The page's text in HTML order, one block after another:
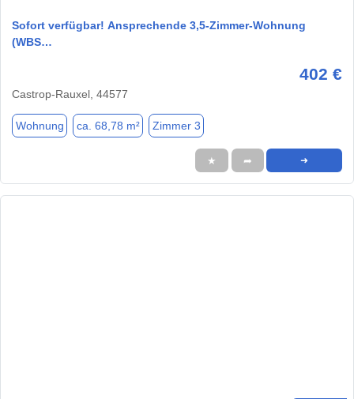
Sofort verfügbar! Ansprechende 3,5-Zimmer-Wohnung
(WBS…
402 €
Castrop-Rauxel, 44577
Wohnung ca. 68,78 m² Zimmer 3
★ ➦ ➜